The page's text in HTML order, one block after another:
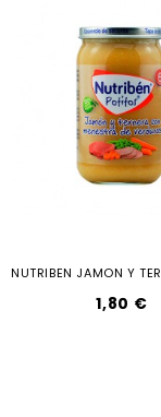
1,80 €